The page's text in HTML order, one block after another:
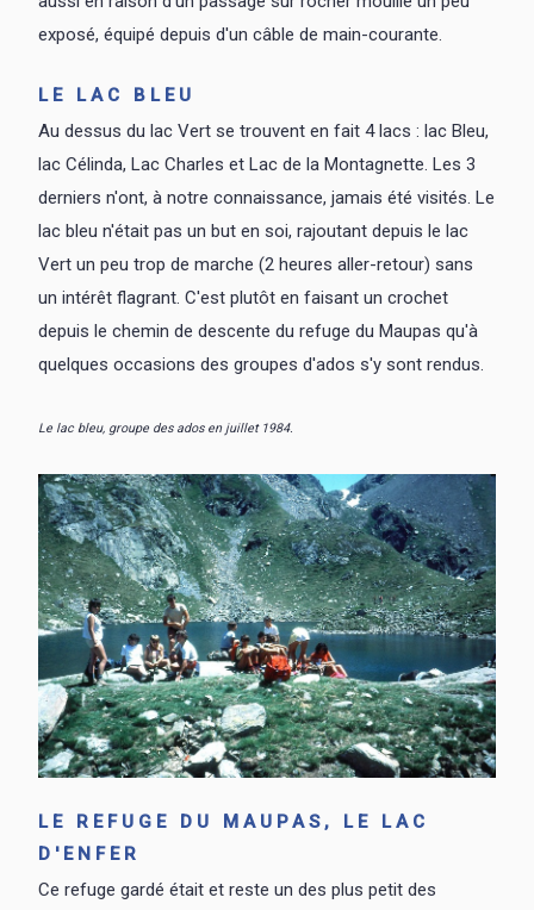
exposé, équipé depuis d'un câble de main-courante.
LE LAC BLEU
Au dessus du lac Vert se trouvent en fait 4 lacs : lac Bleu,
lac Célinda, Lac Charles et Lac de la Montagnette. Les 3
derniers n'ont, à notre connaissance, jamais été visités. Le
lac bleu n'était pas un but en soi, rajoutant depuis le lac
Vert un peu trop de marche (2 heures aller-retour) sans
un intérêt flagrant. C'est plutôt en faisant un crochet
depuis le chemin de descente du refuge du Maupas qu'à
quelques occasions des groupes d'ados s'y sont rendus.
Le lac bleu, groupe des ados en juillet 1984.
LE REFUGE DU MAUPAS, LE LAC
D'ENFER
Ce refuge gardé était et reste un des plus petit des